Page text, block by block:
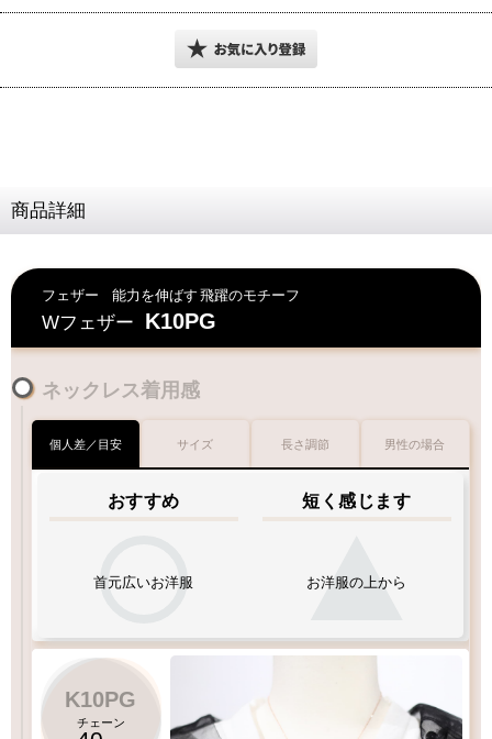
商品詳細
フェザー 能力を伸ばす 飛躍のモチーフ
Wフェザー K10PG
ネックレス着用感
個人差／目安
おすすめ
首元広いお洋服
短く感じます
お洋服の上から
K10PG
チェーン
サイズ 長さ調節 男性の場合